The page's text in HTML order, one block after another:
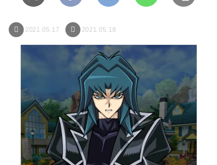
2021.05.17 2021.05.18